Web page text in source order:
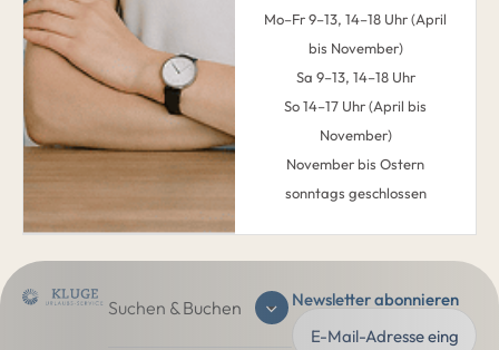
Mo–Fr 9–13, 14–18 Uhr (April
bis November)
Sa 9–13, 14–18 Uhr
So 14–17 Uhr (April bis
November)
November bis Ostern
sonntags geschlossen
Suchen & Buchen Newsletter abonnieren